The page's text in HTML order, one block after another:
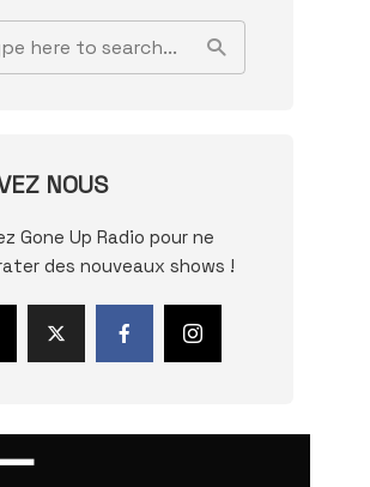
NOUS
Gone Up Radio pour ne
des nouveaux shows !